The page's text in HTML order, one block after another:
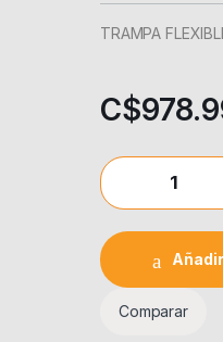
TRAMPA
C$
TRAMPA
Comparar